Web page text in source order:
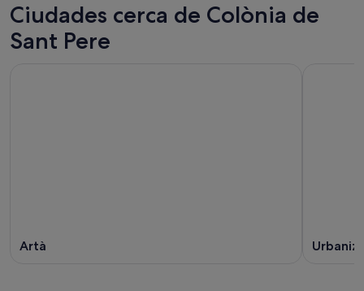
Ciudades cerca de Colònia de
Sant Pere
Artà